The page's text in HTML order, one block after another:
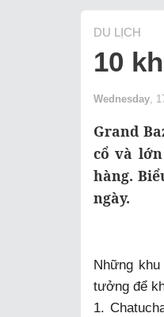
DU LỊCH
10
Wednesday ,
Grand
cổ và
hàng.
ngày.
Những
tưởng để
1.